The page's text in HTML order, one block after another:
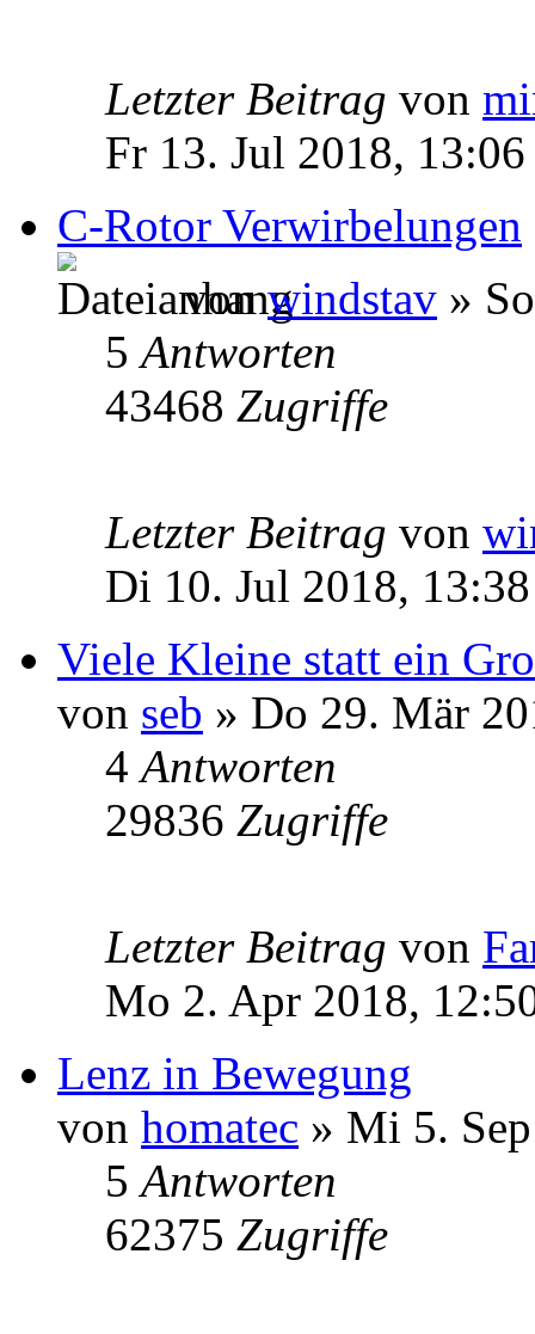
Letzter Beitrag von
Fr 13. Jul 2018, 13:06
C-Rotor Verwirbelungen
vonwindstav »
5Antworten
43468 Zugriffe
Letzter Beitrag von
Di 10. Jul 2018, 13:38
Viele Kleine statt ein
von seb » Do 29. Mär
4Antworten
29836 Zugriffe
Letzter Beitrag von
Mo 2. Apr 2018,
Lenz in Bewegung
von homatec » Mi 5.
5Antworten
62375 Zugriffe